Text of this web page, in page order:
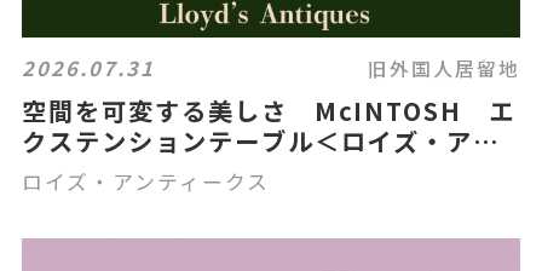
2026.07.31 旧外国人居留地
空間を可変する美しさ McINTOSH エ
クステンションテーブル＜ロイズ・アン
ティークス＞
ロイズ・アンティークス